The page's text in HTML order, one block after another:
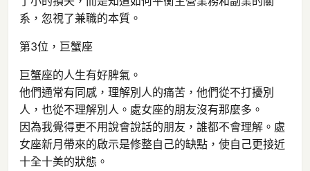
系，忽視了兼職的本質。
第3位，巨蟹座
巨蟹座的人生有好脾氣。
他們通常有同感，理解別人的痛苦，他們從不打擾別
人，也從不理解別人。處女座的朋友沒有那麼多。
因為我覺得更不用說會說話的朋友，誰都不會理解。處
女座新月帶來的啟示是修整自己的缺點，使自己更接近
十全十美的狀態。